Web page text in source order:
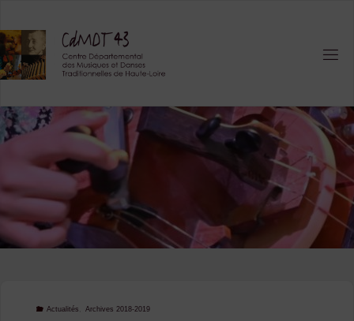
content
Actualités Archives 2018-2019